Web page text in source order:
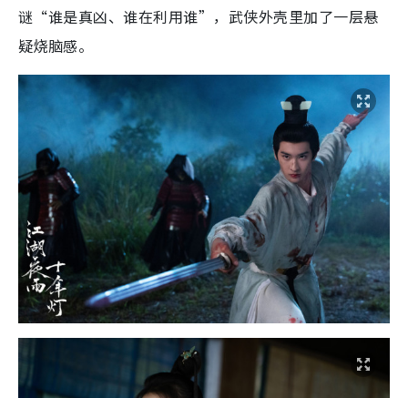
谜“谁是真凶、谁在利用谁”，武侠外壳里加了一层悬
疑烧脑感。